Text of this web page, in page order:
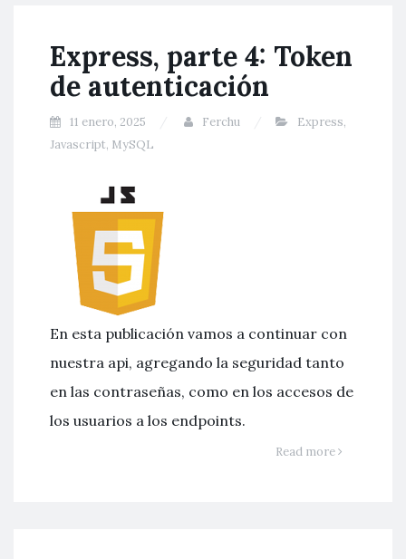
Express, parte 4: Token
de autenticación
11 enero, 2025 Ferchu Express,
Javascript, MySQL
En esta publicación vamos a continuar con
nuestra api, agregando la seguridad tanto
en las contraseñas, como en los accesos de
los usuarios a los endpoints.
Read more